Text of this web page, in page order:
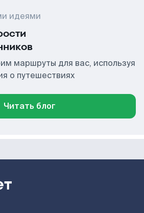
идеями
маршруты для вас, используя
о путешествиях
Читать блог